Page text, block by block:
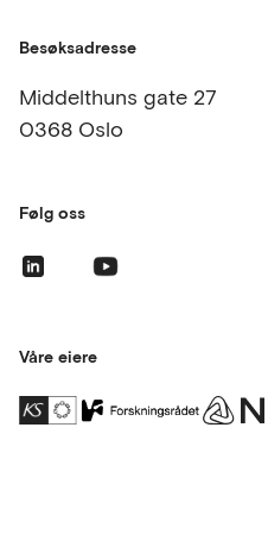
Besøksadresse
Middelthuns gate 27
0368 Oslo
Følg oss
Våre eiere